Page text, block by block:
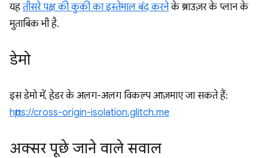
यहतीसरे पक्ष की कुकी का इस्तेमाल बंद करनेके ब्राउज़र के प्लान के
मुताबिक भी है.
डेमो
इस डेमो में, हेडर के अलग-अलग विकल्प आज़माए जा सकते हैं:
https://cross-origin-isolation.glitch.me
अक्सर पूछे जाने वाले सवाल